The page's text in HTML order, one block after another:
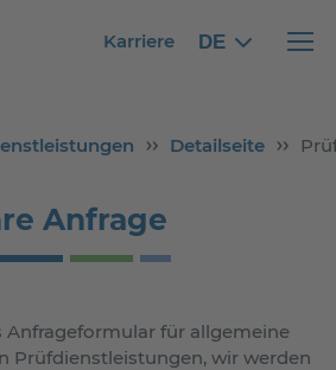
Karriere DEGerman
German
Detailseite
Anfrage
Anfrageformular für allgemeine
Prüfdienstleistungen, wir werden